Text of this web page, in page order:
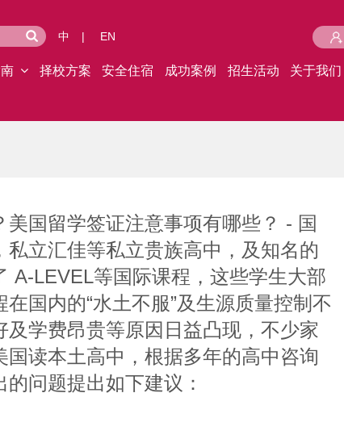
中 | EN
择校方案 安全住宿 成功案例 招生活动 关于我们
国留学签证注意事项有哪些？ - 国
立汇佳等私立贵族高中，及知名的
A-LEVEL等国际课程，这些学生大部
国内的“水土不服”及生源质量控制不
学费昂贵等原因日益凸现，不少家
读本土高中，根据多年的高中咨询
问题提出如下建议：